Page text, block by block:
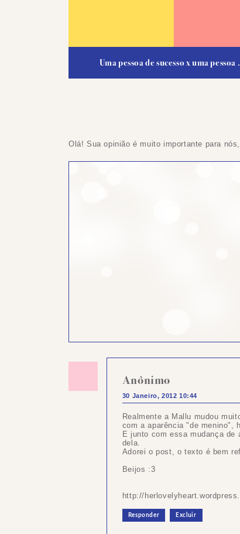
Uma pessoa de sucesso x uma pessoa
Olá! Sua opinião é muito importante para
Anônimo
30 Janeiro, 2012 10:44
Realmente a Mallu mudou
com a aparência "de menino",
E junto com essa mudança
dela.
Adorei o post, o texto é bem
Beijos :3
http://
Responder Excluir